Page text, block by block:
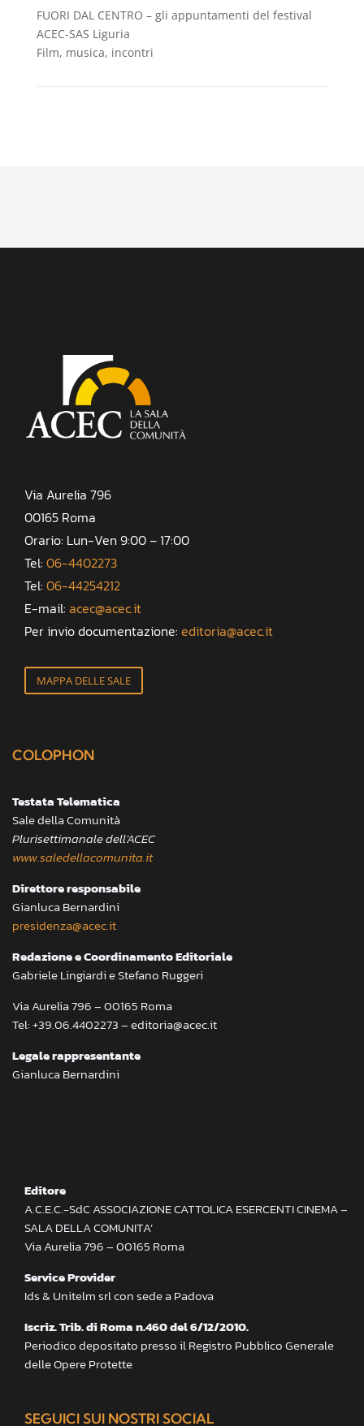
FUORI DAL CENTRO – gli appuntamenti del festival
ACEC-SAS Liguria
Film, musica, incontri
Via Aurelia 796
00165 Roma
Orario: Lun-Ven 9:00 – 17:00
Tel: 06-4402273
Tel: 06-44254212
E-mail: acec@acec.it
Per invio documentazione: editoria@acec.it
MAPPA DELLE SALE
COLOPHON
Testata Telematica
Sale della Comunità
Plurisettimanale dell’ACEC
www.saledellacomunita.it
Direttore responsabile
Gianluca Bernardini
presidenza@acec.it
Redazione e Coordinamento Editoriale
Gabriele Lingiardi e Stefano Ruggeri
Via Aurelia 796 – 00165 Roma
Tel: +39.06.4402273 – editoria@acec.it
Legale rappresentante
Gianluca Bernardini
Editore
A.C.E.C.-SdC ASSOCIAZIONE CATTOLICA ESERCENTI CINEMA –
SALA DELLA COMUNITA’
Via Aurelia 796 – 00165 Roma
Service Provider
Ids & Unitelm srl con sede a Padova
Iscriz. Trib. di Roma n.460 del 6/12/2010.
Periodico depositato presso il Registro Pubblico Generale
delle Opere Protette
SEGUICI SUI NOSTRI SOCIAL